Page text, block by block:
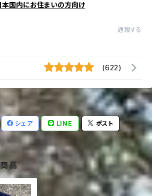
本国内にお住まいの方向け
通報する
(622)
シェア LINE ポスト
品